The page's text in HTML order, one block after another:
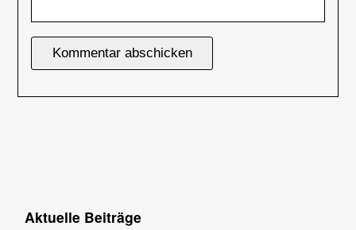
Aktuelle Beiträge